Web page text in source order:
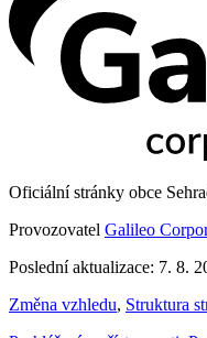
Oficiální stránky obce
Provozovatel Galileo
Poslední aktualizace: 7. 8.
Změna vzhledu, Struktura